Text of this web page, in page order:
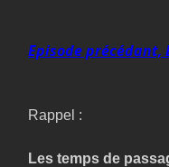
Episode précédant,
Rappel :
Les temps de